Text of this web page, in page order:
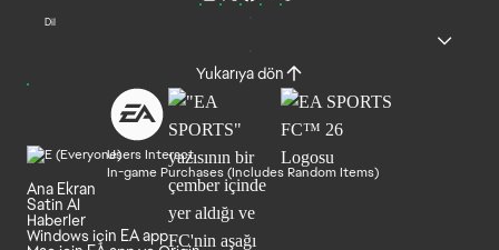
Dil
Yukarıya dön
Users Interact
In-game Purchases (Includes Random Items)
Ana Ekran
Satin Al
Haberler
Windows için EA app